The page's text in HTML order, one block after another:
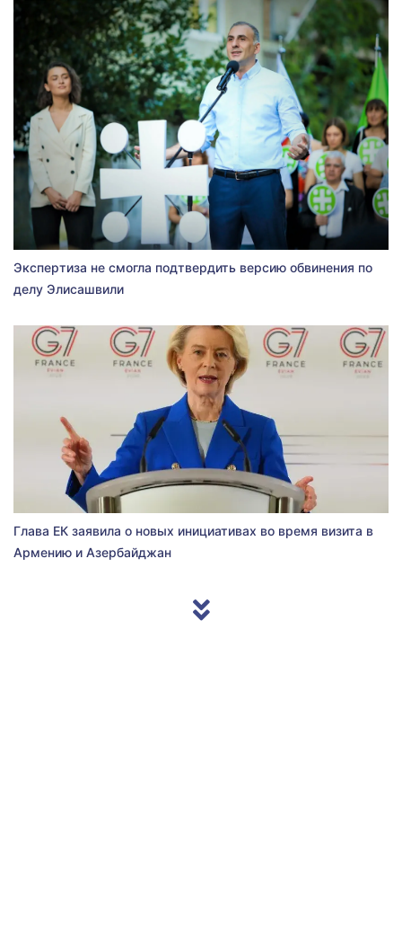
Экспертиза не смогла подтвердить версию обвинения по
делу Элисашвили
Глава ЕК заявила о новых инициативах во время визита в
Армению и Азербайджан